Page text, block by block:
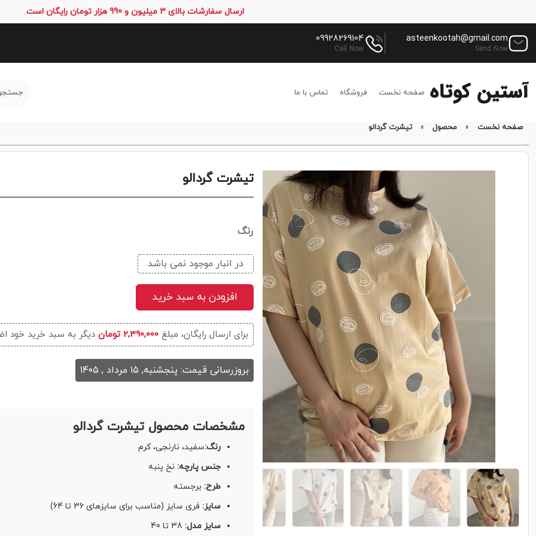
ارسال سفارشات بالای 3 میلیون و 990 هزار تومان رایگان است.
asteenkootah@gmail.com
Send Now
09928269104
Call Now
صفحه نخست فروشگاه تماس با ما
صفحه نخست » محصول » تیشرت گردالو
تیشرت گردالو
رنگ
در انبار موجود نمی باشد
افزودن به سبد خرید
برای ارسال رایگان، مبلغ2,390,000 تومان دیگر به سبد خرید خود
بروزرسانی قیمت: پنجشنبه, ۱۵ مرداد , ۱۴۰۵
مشخصات محصول تیشرت گردالو
رنگ:سفید، نارنجی، کرم
جنس پارچه: نخ پنبه
طرح: برجسته
سایز: فری سایز (مناسب برای سایزهای 36 تا 64)
سایز مدل: